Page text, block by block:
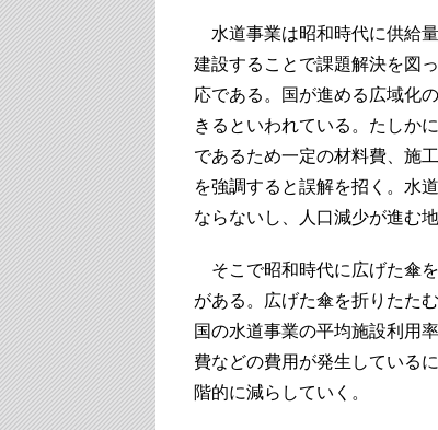
水道事業は昭和時代に供給
建設することで課題解決を図
応である。国が進める広域化
きるといわれている。たしか
であるため一定の材料費、施
を強調すると誤解を招く。水
ならないし、人口減少が進む
そこで昭和時代に広げた傘
がある。広げた傘を折りたた
国の水道事業の平均施設利用
費などの費用が発生している
階的に減らしていく。